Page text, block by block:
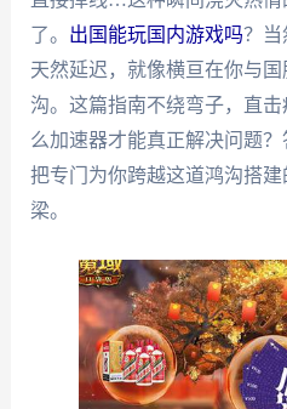
了。 出国能玩国内游戏吗？当
天然延迟，就像横亘在你与
沟。这篇指南不绕弯子，直
么加速器才能真正解决问题
把专门为你跨越这道鸿沟搭
梁。